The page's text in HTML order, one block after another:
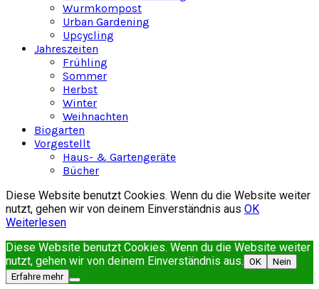
Wurmkompost
Urban Gardening
Upcycling
Jahreszeiten
Frühling
Sommer
Herbst
Winter
Weihnachten
Biogarten
Vorgestellt
Haus- & Gartengeräte
Bücher
Diese Website benutzt Cookies. Wenn du die Website weiter
nutzt, gehen wir von deinem Einverständnis aus OK
Weiterlesen
Diese Website benutzt Cookies. Wenn du die Website weiter
nutzt, gehen wir von deinem Einverständnis aus. OK
Nein
Erfahre mehr